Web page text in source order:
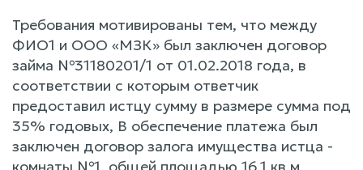
Требования мотивированы тем, что между
ФИО1 и ООО «МЗК» был заключен договор
займа №31180201/1 от 01.02.2018 года, в
соответствии с которым ответчик
предоставил истцу сумму в размере сумма под
35% годовых, В обеспечение платежа был
заключен договор залога имущества истца -
комнаты №1, общей площадью 16,1 кв.м,